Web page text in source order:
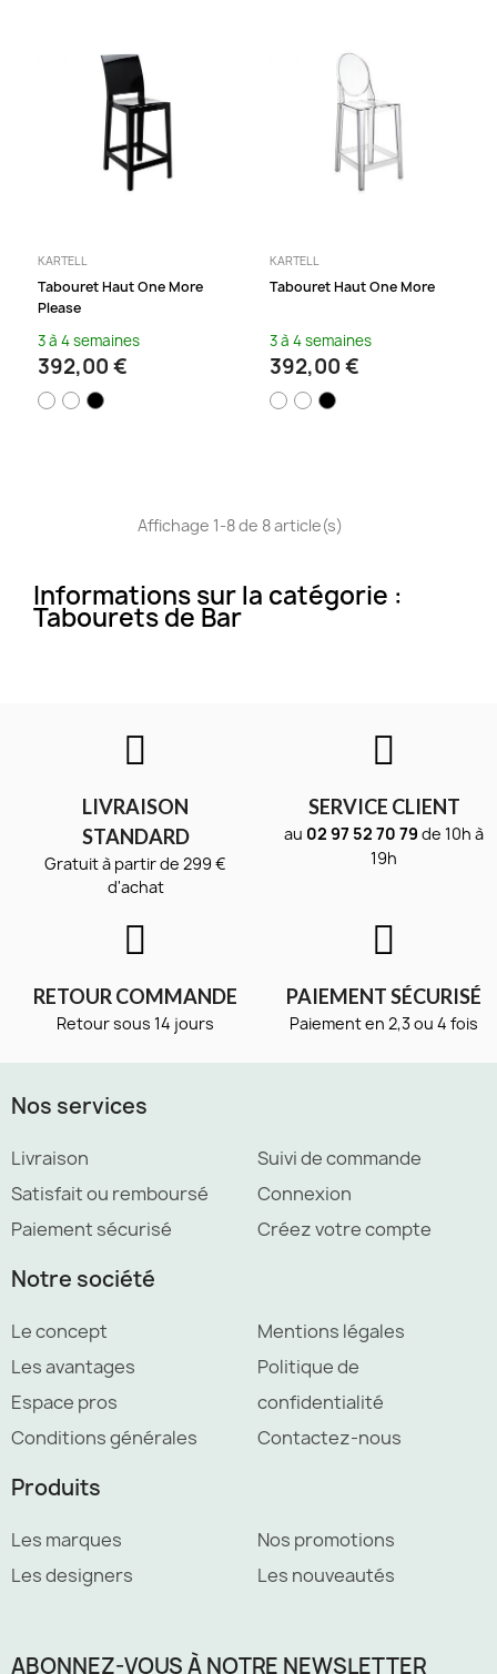
KARTELL
Tabouret Haut One More
Please
3 à 4 semaines
392,00 €
KARTELL
Tabouret Haut One More
3 à 4 semaines
392,00 €
Affichage 1-8 de 8 article(s)
Informations sur la catégorie :
Tabourets de Bar
LIVRAISON
STANDARD
Gratuit à partir de 299 €
d'achat
SERVICE CLIENT
au 02 97 52 70 79 de 10h à
19h
RETOUR COMMANDE
Retour sous 14 jours
PAIEMENT SÉCURISÉ
Paiement en 2,3 ou 4 fois
Nos services
Livraison
Satisfait ou remboursé
Paiement sécurisé
Suivi de commande
Connexion
Créez votre compte
Notre société
Le concept
Les avantages
Espace pros
Conditions générales
Mentions légales
Politique de
confidentialité
Contactez-nous
Produits
Les marques
Les designers
Nos promotions
Les nouveautés
ABONNEZ-VOUS À NOTRE NEWSLETTER